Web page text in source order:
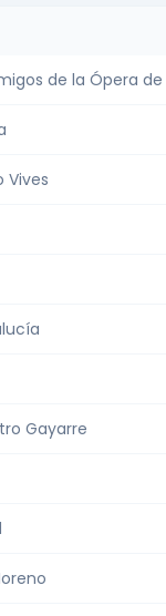
de la Ópera de
Vives
Gayarre